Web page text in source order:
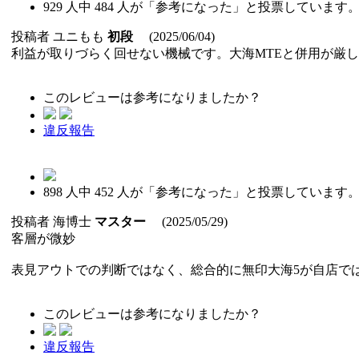
929 人中 484 人が「参考になった」と投票しています。
投稿者 ユニもも 初段 (2025/06/04)
利益が取りづらく回せない機械です。大海MTEと併用が厳し
このレビューは参考になりましたか？
違反報告
898 人中 452 人が「参考になった」と投票しています。
投稿者 海博士 マスター (2025/05/29)
客層が微妙
表見アウトでの判断ではなく、総合的に無印大海5が自店で
このレビューは参考になりましたか？
違反報告